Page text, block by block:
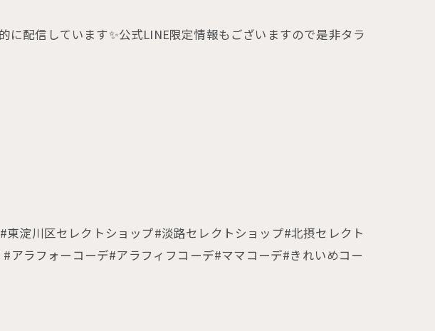
配信しています✨公式LINE限定情報もございますので是非タラ
淀川区セレクトショップ#淡路セレクトショップ#北摂セレクト
ラフォーコーデ#アラフィフコーデ#ママコーデ#きれいめコー